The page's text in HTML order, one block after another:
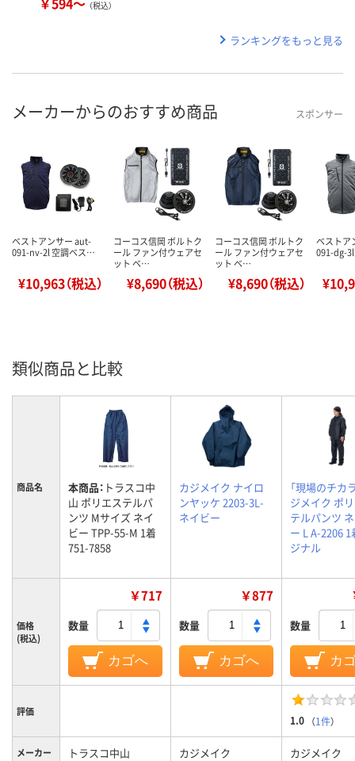
（税込）
ランキングをもっと見る
メーカーからのおすすめ商品 スポンサー
ベストアンサー aut-
091-nv-2l 空調ベス…
¥10,963（税込）
コーコス信岡 ボルトク
ール ファン付ウェアセ
ット ベ…
¥8,690（税込）
コーコス信岡 ボルトク
ール ファン付ウェアセ
ット ベ…
¥8,690（税込）
ベストア
091-dg-
類似商品と比較
商品名 本商品： トラスコ中
山 ポリエステルパ
ンツ Mサイズ ネイ
ビー TPP-55-M 1着
751-7858
カジメイク ナイロ
ンヤッケ 2203-3L-
ネイビー
「現場のチカ
ジメイク ポ
テルパンツ
ー L A-2206 1
ジナル
価格
(税込)
￥717
数量
カゴへ
￥877
数量
カゴへ
数量
カ
評価
1.0 （1件）
メーカー トラスコ中山 カジメイク カジメイク